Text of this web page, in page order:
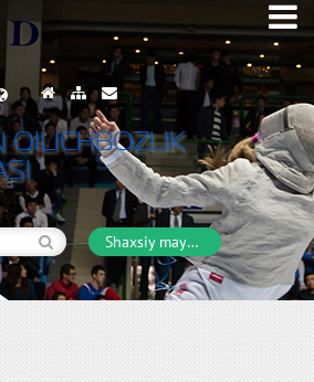
QILICHBOZLIK
Shaxsiy maydon